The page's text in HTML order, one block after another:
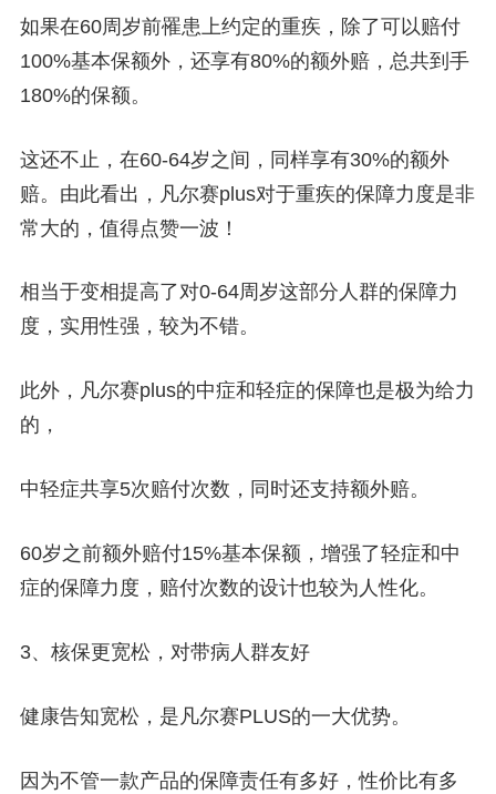
如果在60周岁前罹患上约定的重疾，除了可以赔付
100%基本保额外，还享有80%的额外赔，总共到手
180%的保额。
这还不止，在60-64岁之间，同样享有30%的额外
赔。由此看出，凡尔赛plus对于重疾的保障力度是非
常大的，值得点赞一波！
相当于变相提高了对0-64周岁这部分人群的保障力
度，实用性强，较为不错。
此外，凡尔赛plus的中症和轻症的保障也是极为给力
的，
中轻症共享5次赔付次数，同时还支持额外赔。
60岁之前额外赔付15%基本保额，增强了轻症和中
症的保障力度，赔付次数的设计也较为人性化。
3、核保更宽松，对带病人群友好
健康告知宽松，是凡尔赛PLUS的一大优势。
因为不管一款产品的保障责任有多好，性价比有多